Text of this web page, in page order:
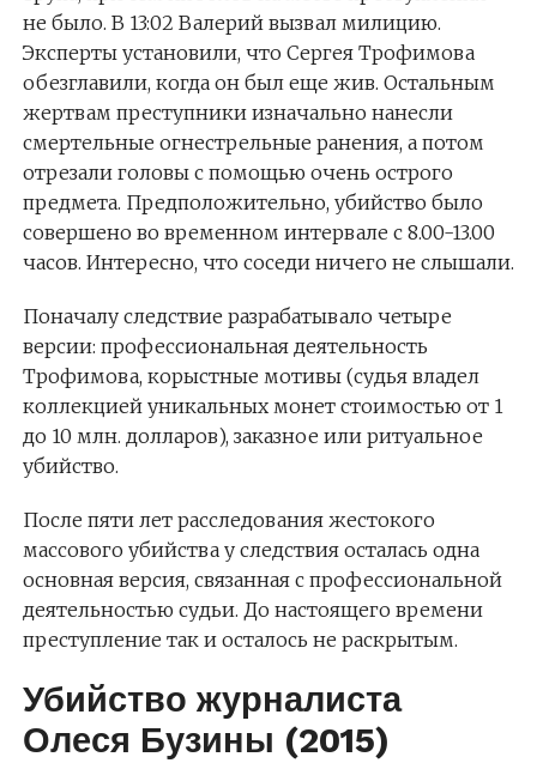
не было. В 13:02 Валерий вызвал милицию.
Эксперты установили, что Сергея Трофимова
обезглавили, когда он был еще жив. Остальным
жертвам преступники изначально нанесли
смертельные огнестрельные ранения, а потом
отрезали головы с помощью очень острого
предмета. Предположительно, убийство было
совершено во временном интервале с 8.00-13.00
часов. Интересно, что соседи ничего не слышали.
Поначалу следствие разрабатывало четыре
версии: профессиональная деятельность
Трофимова, корыстные мотивы (судья владел
коллекцией уникальных монет стоимостью от 1
до 10 млн. долларов), заказное или ритуальное
убийство.
После пяти лет расследования жестокого
массового убийства у следствия осталась одна
основная версия, связанная с профессиональной
деятельностью судьи. До настоящего времени
преступление так и осталось не раскрытым.
Убийство журналиста
Олеся Бузины (2015)